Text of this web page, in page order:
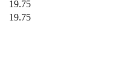
19.75
19.75